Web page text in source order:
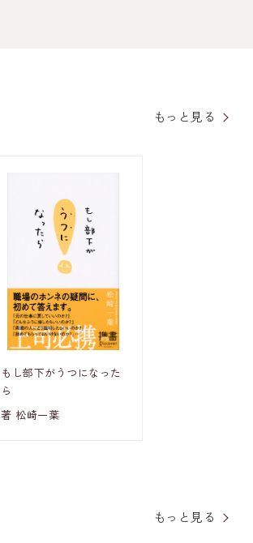
もっと見る
もし部下がうつになった
ら
著 松崎一葉
もっと見る